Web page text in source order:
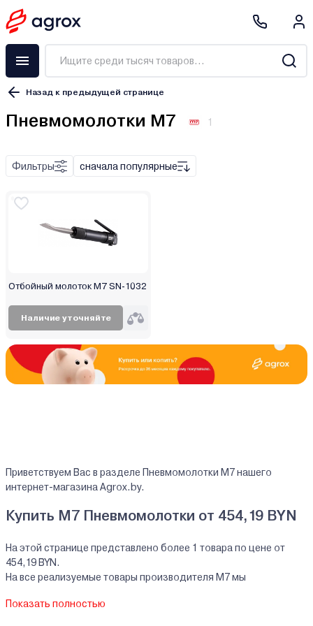
Назад к предыдущей странице
Пневмомолотки M7 1
1/2"
Фильтры сначала популярные
Отбойный молоток M7 SN-1032
Наличие уточняйте
Приветствуем Вас в разделе Пневмомолотки M7 нашего
интернет-магазина Agrox.by.
Купить M7 Пневмомолотки от 454,19 BYN
На этой странице представлено более 1 товара по цене от
454,19 BYN.
На все реализуемые товары производителя M7 мы
Показать полностью